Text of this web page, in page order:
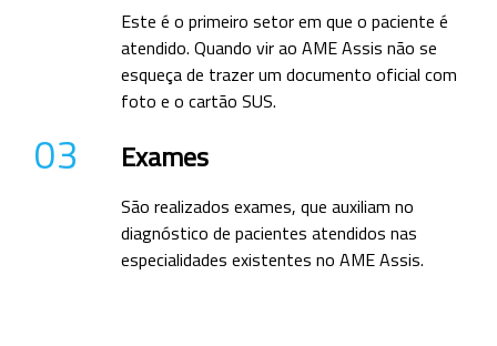
Este é o primeiro setor em que o paciente é
atendido. Quando vir ao AME Assis não se
esqueça de trazer um documento oficial com
foto e o cartão SUS.
03 Exames
São realizados exames, que auxiliam no
diagnóstico de pacientes atendidos nas
especialidades existentes no AME Assis.